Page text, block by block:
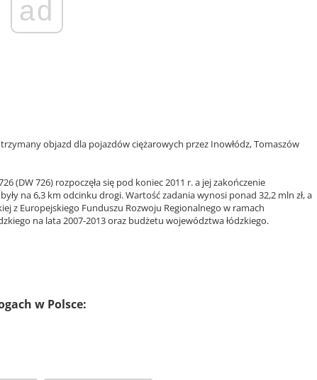
ad
objazd dla pojazdów ciężarowych przez Inowłódz, Tomaszów
(DW 726) rozpoczęła się pod koniec 2011 r. a jej zakończenie
na 6,3 km odcinku drogi. Wartość zadania wynosi ponad 32,2 mln zł, a
z Europejskiego Funduszu Rozwoju Regionalnego w ramach
na lata 2007-2013 oraz budżetu województwa łódzkiego.
w Polsce: